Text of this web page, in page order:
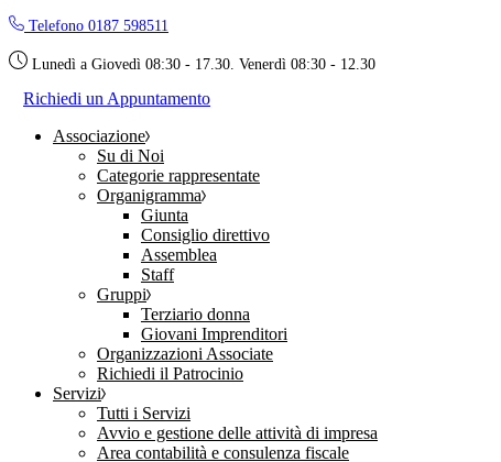
Skip
the
Telefono 0187 598511
Lunedì a Giovedì 08:30 - 17.30. Venerdì 08:30 - 12.30
Richiedi un Appuntamento
Associazione
Su di Noi
Categorie rappresentate
Organigramma
Giunta
Consiglio direttivo
Assemblea
Staff
Gruppi
Terziario donna
Giovani Imprenditori
Organizzazioni Associate
Richiedi il Patrocinio
Servizi
Tutti i Servizi
Avvio e gestione delle attività di impresa
Area contabilità e consulenza fiscale